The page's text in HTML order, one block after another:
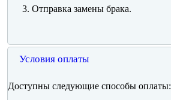
Отправка замены брака.
Условия оплаты
Доступны следующие способы оплаты: